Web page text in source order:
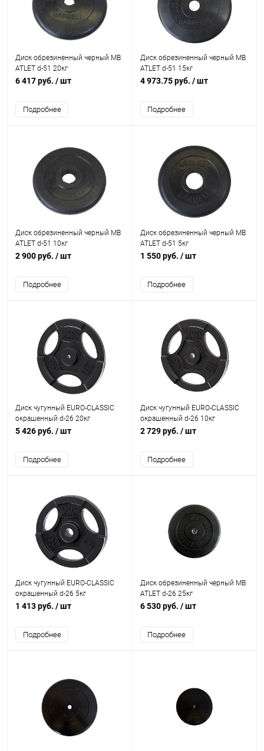
Диск обрезиненный черный MB
ATLET d-51 20кг
6 417 руб. / шт
Подробнее
Диск обрезиненный черный MB
ATLET d-51 15кг
4 973.75 руб. / шт
Подробнее
Диск обрезиненный черный MB
ATLET d-51 10кг
2 900 руб. / шт
Подробнее
Диск обрезиненный черный MB
ATLET d-51 5кг
1 550 руб. / шт
Подробнее
Диск чугунный EURO-CLASSIC
окрашенный d-26 20кг
5 426 руб. / шт
Подробнее
Диск чугунный EURO-CLASSIC
окрашенный d-26 10кг
2 729 руб. / шт
Подробнее
Диск чугунный EURO-CLASSIC
окрашенный d-26 5кг
1 413 руб. / шт
Подробнее
Диск обрезиненный черный MB
ATLET d-26 25кг
6 530 руб. / шт
Подробнее